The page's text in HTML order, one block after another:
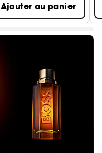
Ajouter au panier